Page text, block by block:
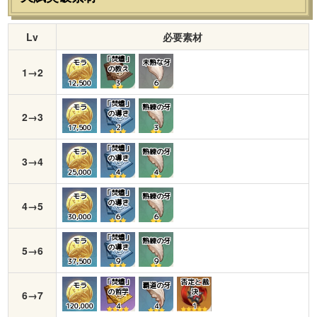
Lv 必要素材
1→2
モラ
12,500
「焚燼」
の教え
3
未熟な牙
６
2→3
モラ
17,500
「焚燼」
の導き
２
熟練の牙
３
3→4
モラ
25,000
「焚燼」
の導き
４
熟練の牙
４
4→5
モラ
30,000
「焚燼」
の導き
６
熟練の牙
６
5→6
モラ
37,500
「焚燼」
の導き
９
熟練の牙
９
6→7
モラ
120,000
「焚燼」
の哲学
4
覇道の牙
4
否定と裁
決
1